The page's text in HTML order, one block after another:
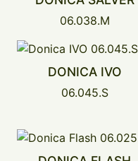
06.038.M
DONICA IVO
06.045.S